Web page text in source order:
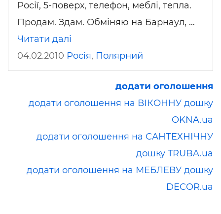
Росії, 5-поверх, телефон, меблі, тепла.
Продам. Здам. Обміняю на Барнаул, …
Читати далі
04.02.2010 Росія, Полярний
додати оголошення
додати оголошення на ВІКОННУ дошку
OKNA.ua
додати оголошення на САНТЕХНІЧНУ
дошку TRUBA.ua
додати оголошення на МЕБЛЕВУ дошку
DECOR.ua